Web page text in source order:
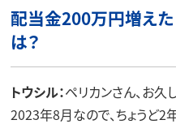
配当金200万円増えた
は？
トウシル：ペリカンさん、お
2023年8月なので、ちょうど2